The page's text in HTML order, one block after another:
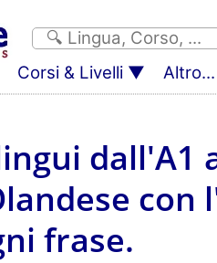
Corsi & Livelli Altro...
dall'A1
con
frase.